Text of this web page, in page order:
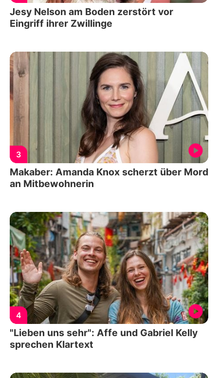
Jesy Nelson am Boden zerstört vor
Eingriff ihrer Zwillinge
3
Makaber: Amanda Knox scherzt über Mord
an Mitbewohnerin
4
"Lieben uns sehr": Affe und Gabriel Kelly
sprechen Klartext